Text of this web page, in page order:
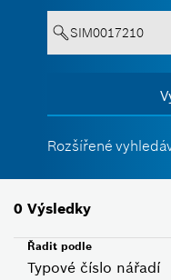
Rozšířené
0 Výsledky
Typové číslo nářadí
Řadit podle